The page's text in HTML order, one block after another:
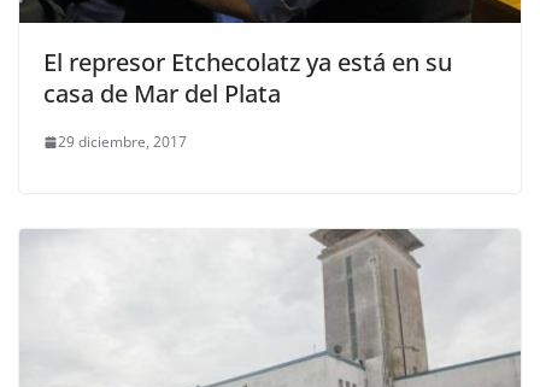
El represor Etchecolatz ya está en su
casa de Mar del Plata
29 diciembre, 2017